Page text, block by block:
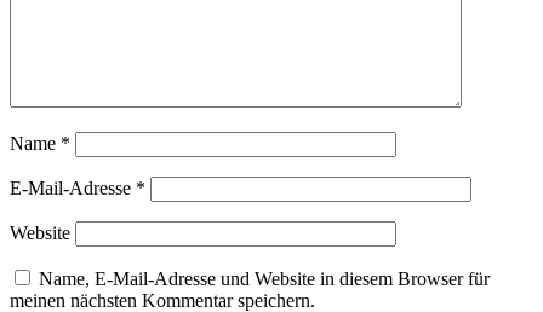
Name *
E-Mail-Adresse *
Website
Name, E-Mail-Adresse und Website in diesem Browser für
meinen nächsten Kommentar speichern.